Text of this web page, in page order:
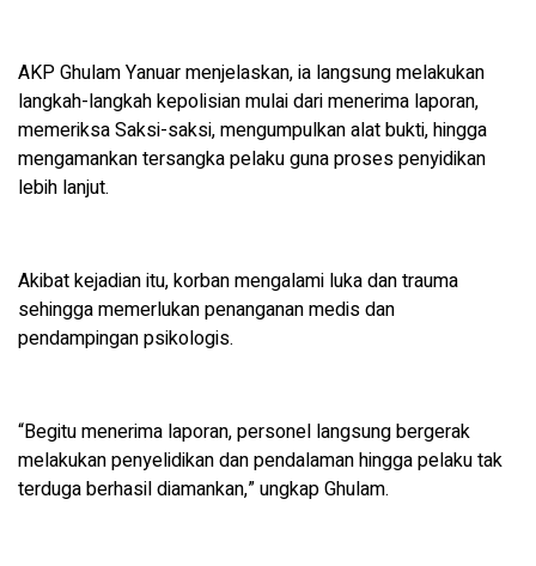
AKP Ghulam Yanuar menjelaskan, ia langsung melakukan
langkah-langkah kepolisian mulai dari menerima laporan,
memeriksa Saksi-saksi, mengumpulkan alat bukti, hingga
mengamankan tersangka pelaku guna proses penyidikan
lebih lanjut.
Akibat kejadian itu, korban mengalami luka dan trauma
sehingga memerlukan penanganan medis dan
pendampingan psikologis.
“Begitu menerima laporan, personel langsung bergerak
melakukan penyelidikan dan pendalaman hingga pelaku tak
terduga berhasil diamankan,” ungkap Ghulam.